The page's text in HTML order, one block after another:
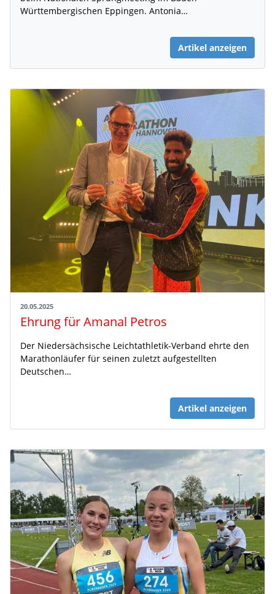
Württembergischen Eppingen. Antonia…
Artikel anzeigen
20.05.2025
Ehrung für Amanal Petros
Der Niedersächsische Leichtathletik-Verband ehrte den
Marathonläufer für seinen zuletzt aufgestellten
Deutschen…
Artikel anzeigen